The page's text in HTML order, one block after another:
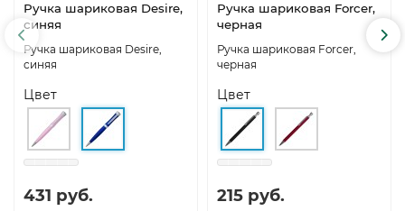
Ручка шариковая Desire,
синяя
Ручка шариковая Desire,
синяя
Цвет
431 руб.
Ручка шариковая Forcer,
черная
Ручка шариковая Forcer,
черная
Цвет
215 руб.